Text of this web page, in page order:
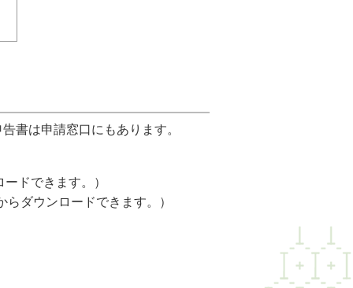
書は申請窓口にもあります。
ドできます。）
ダウンロードできます。）